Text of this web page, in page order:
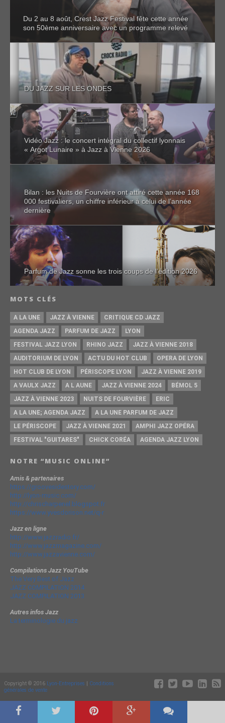
Du 2 au 8 août, Crest Jazz Festival fête cette année
son 50ème anniversaire avec un programme relevé
DU JAZZ SUR LES ONDES
Vidéo Jazz : le concert intégral du collectif lyonnais
« Argot Lunaire » à Jazz à Vienne 2026
Bilan : les Nuits de Fourvière ont attiré cette année 168
000 festivaliers, un chiffre inférieur à celui de l’année
dernière
Parfum de Jazz sonne les trois coups de l’édition 2026
MOTS CLÉS
A LA UNE JAZZ À VIENNE
CRITIQUE CD JAZZ
AGENDA JAZZ
PARFUM DE JAZZ
LYON
FESTIVAL JAZZ LYON
RHINO JAZZ
JAZZ À VIENNE 2018
AUDITORIUM DE LYON
ACTU DU HOT CLUB
OPERA DE LYON
HOT CLUB DE LYON
PÉRISCOPE LYON
JAZZ À VIENNE 2019
A VAULX JAZZ
A L AUNE JAZZ À VIENNE 2024
BÉMOL 5
JAZZ À VIENNE 2023
NUITS DE FOURVIÈRE
ERIC
A LA UNE; AGENDA JAZZ
A LA UNE PARFUM DE JAZZ
LE PÉRISCOPE
JAZZ À VIENNE 2021
AMPHI JAZZ OPÉRA
FESTIVAL "GUITARES"
CHICK CORÉA AGENDA JAZZ LYON
NOTRE “MUSIC ONLINE”
Amis & partenaires
https://groovesidestory.com/
http://lyon-music.com/
http://chrischarpenel.blogspot.fr
https://www.yvesdorison.net/q-r
Jazz en ligne
http://www.jazzradio.fr/
http://www.jazzmagazine.com/
http://www.jazzavienne.com/
Compilations Jazz YouTube
The Very Best of Jazz
JAZZ COMPILATION 2014
JAZZ COMPILATION 2013
Autres infos Jazz
La terminologie du jazz
Copyright © 2016 Lyon-Entreprises | Conditions
générales de vente